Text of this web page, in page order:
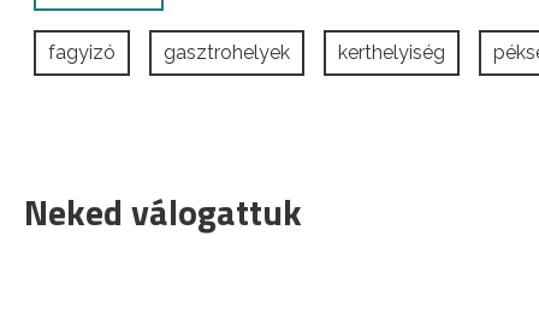
fagyizó gasztrohelyek kerthelyiség
Neked válogattuk